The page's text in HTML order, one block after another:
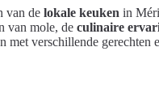
van de lokale keuken in
van mole, de culinaire
met verschillende gerechten